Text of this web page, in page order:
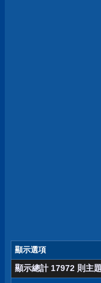
顯示選項
顯示總計 17972 則主